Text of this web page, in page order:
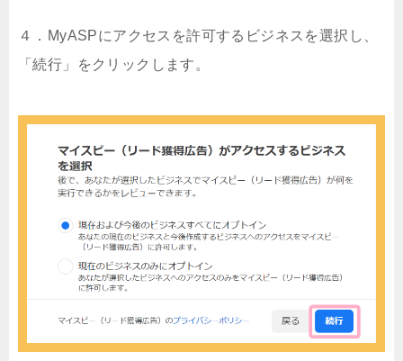
４．MyASPにアクセスを許可するビジネスを選択し、
「続行」をクリックします。